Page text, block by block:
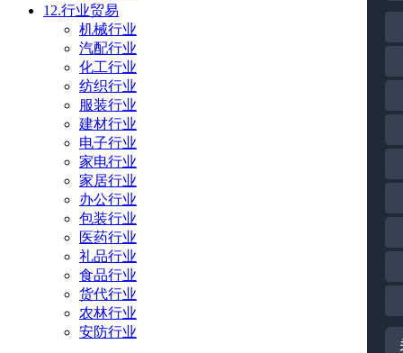
12.行业贸易
机械行业
汽配行业
化工行业
纺织行业
服装行业
建材行业
电子行业
家电行业
家居行业
办公行业
包装行业
医药行业
礼品行业
食品行业
货代行业
农林行业
安防行业